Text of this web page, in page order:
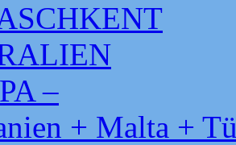
–
+ Malta +